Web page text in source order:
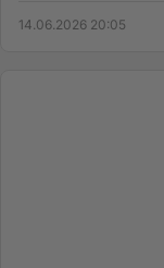
14.06.2026 20:05